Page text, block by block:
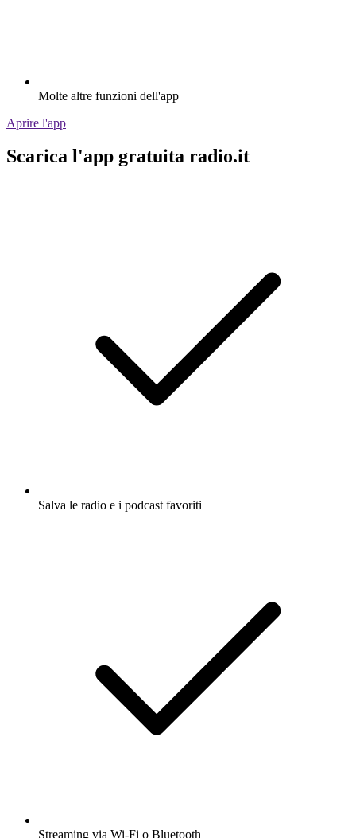
Molte altre funzioni dell'app
Aprire l'app
Scarica l'app gratuita radio.it
Salva le radio e i podcast favoriti
Streaming via Wi-Fi o Bluetooth